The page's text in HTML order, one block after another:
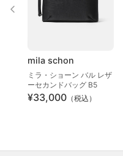
mila schon
ミラ・ショーン バル レザ
ーセカンドバッグ B5
¥33,000 （税込）